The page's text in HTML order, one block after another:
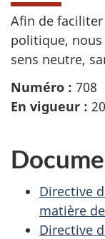
Afin de
politique, nous
sens neutre,
Numéro : 708
En vigueur :
Directive
matière
Directive